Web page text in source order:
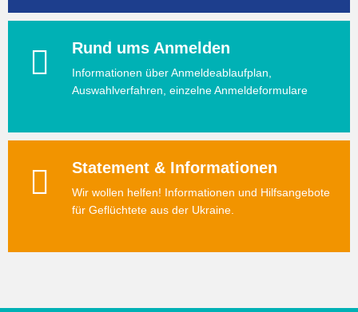
Rund ums Anmelden
Informationen über Anmeldeablaufplan,
Auswahlverfahren, einzelne Anmeldeformulare
Statement & Informationen
Wir wollen helfen! Informationen und Hilfsangebote
für Geflüchtete aus der Ukraine.